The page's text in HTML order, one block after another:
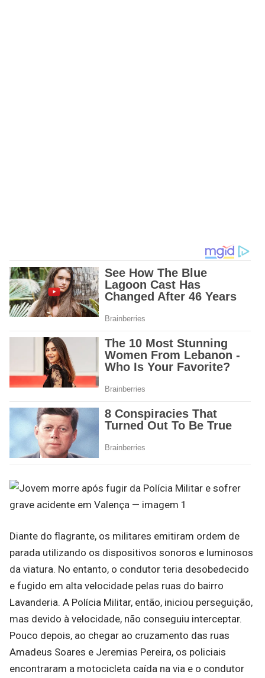
Diante do flagrante, os militares emitiram ordem de
parada utilizando os dispositivos sonoros e luminosos
da viatura. No entanto, o condutor teria desobedecido
e fugido em alta velocidade pelas ruas do bairro
Lavanderia. A Polícia Militar, então, iniciou perseguição,
mas devido à velocidade, não conseguiu interceptar.
Pouco depois, ao chegar ao cruzamento das ruas
Amadeus Soares e Jeremias Pereira, os policiais
encontraram a motocicleta caída na via e o condutor